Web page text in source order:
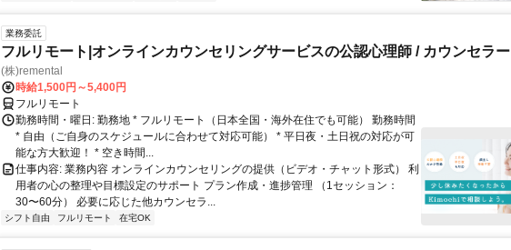
業務委託
フルリモート|オンラインカウンセリングサービスの公認心理師 / カウンセラー
(株)remental
時給1,500円～5,400円
フルリモート
勤務時間・曜日: 勤務地 * フルリモート（日本全国・海外在住でも可能） 勤務時間
* 自由（ご自身のスケジュールに合わせて対応可能） * 平日夜・土日祝の対応が可
能な方大歓迎！ * 空き時間...
仕事内容: 業務内容 オンラインカウンセリングの提供（ビデオ・チャット形式） 利
用者の心の整理や目標設定のサポート プラン作成・進捗管理 （1セッション：
30〜60分） 必要に応じた他カウンセラ...
シフト自由 フルリモート 在宅OK